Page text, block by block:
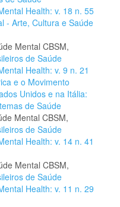
Health: v. 18 n. 55
- Arte, Cultura e Saúde
Mental CBSM,
de Saúde
Health: v. 9 n. 21
e o Movimento
Unidos e na Itália:
de Saúde
Mental CBSM,
de Saúde
Health: v. 14 n. 41
Mental CBSM,
de Saúde
Health: v. 11 n. 29